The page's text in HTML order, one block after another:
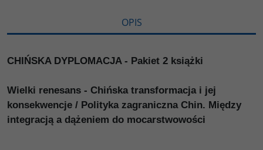
OPIS
CHIŃSKA DYPLOMACJA - Pakiet 2 książki
Wielki renesans - Chińska transformacja i jej
konsekwencje / Polityka zagraniczna Chin. Między
integracją a dążeniem do mocarstwowości